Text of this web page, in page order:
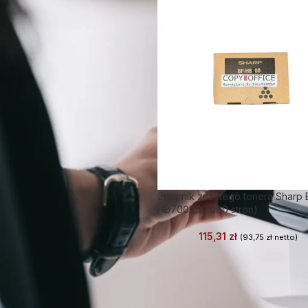
Zbiornik zużytego tonera Sharp
HB700 (50 000 stron)
115,31 zł (93,75 złnetto)